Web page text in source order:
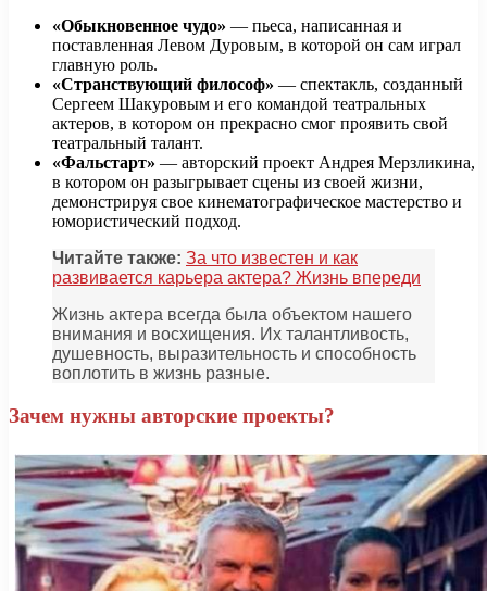
«Обыкновенное чудо» — пьеса, написанная и
поставленная Левом Дуровым, в которой он сам играл
главную роль.
«Странствующий философ» — спектакль, созданный
Сергеем Шакуровым и его командой театральных
актеров, в котором он прекрасно смог проявить свой
театральный талант.
«Фальстарт» — авторский проект Андрея Мерзликина,
в котором он разыгрывает сцены из своей жизни,
демонстрируя свое кинематографическое мастерство и
юмористический подход.
Читайте также: За что известен и как
развивается карьера актера? Жизнь впереди
Жизнь актера всегда была объектом нашего
внимания и восхищения. Их талантливость,
душевность, выразительность и способность
воплотить в жизнь разные.
Зачем нужны авторские проекты?